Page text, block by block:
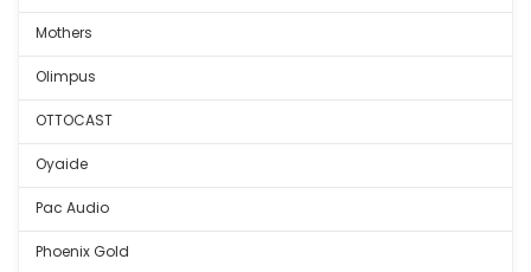
Mothers
Olimpus
OTTOCAST
Oyaide
Pac Audio
Phoenix Gold